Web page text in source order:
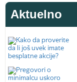
Aktuelno